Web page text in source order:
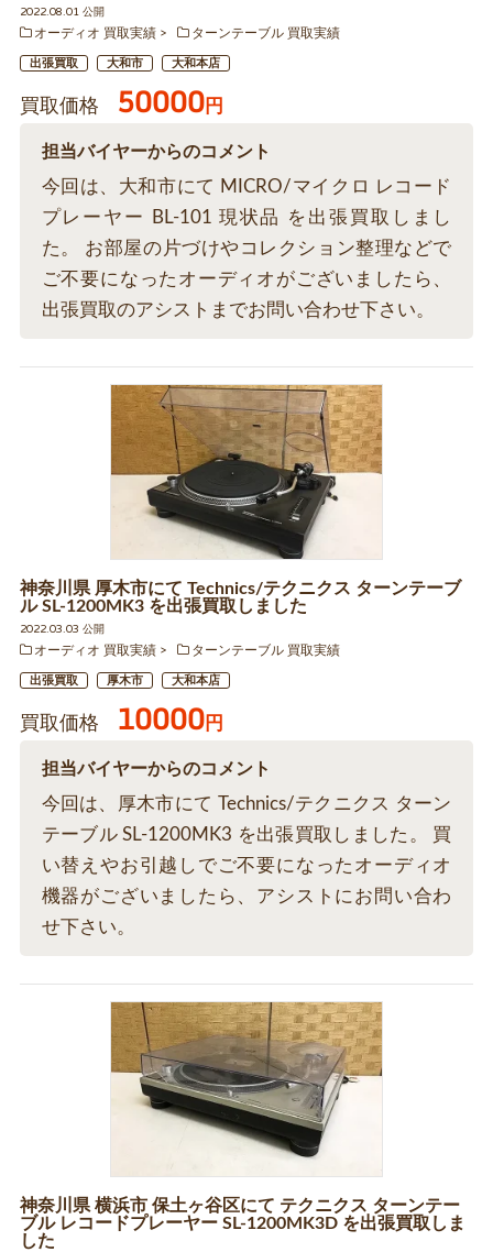
2022.08.01 公開
オーディオ 買取実績
ターンテーブル 買取実績
出張買取 大和市 大和本店
買取価格 50000円
担当バイヤーからのコメント
今回は、大和市にて MICRO/マイクロ レコード
プレーヤー BL-101 現状品 を出張買取しまし
た。 お部屋の片づけやコレクション整理などで
ご不要になったオーディオがございましたら、
出張買取のアシストまでお問い合わせ下さい。
神奈川県 厚木市にて Technics/テクニクス ターンテーブ
ル SL-1200MK3 を出張買取しました
2022.03.03 公開
オーディオ 買取実績
ターンテーブル 買取実績
出張買取 厚木市 大和本店
買取価格 10000円
担当バイヤーからのコメント
今回は、厚木市にて Technics/テクニクス ターン
テーブル SL-1200MK3 を出張買取しました。 買
い替えやお引越しでご不要になったオーディオ
機器がございましたら、アシストにお問い合わ
せ下さい。
神奈川県 横浜市 保土ヶ谷区にて テクニクス ターンテー
ブル レコードプレーヤー SL-1200MK3D を出張買取しま
した